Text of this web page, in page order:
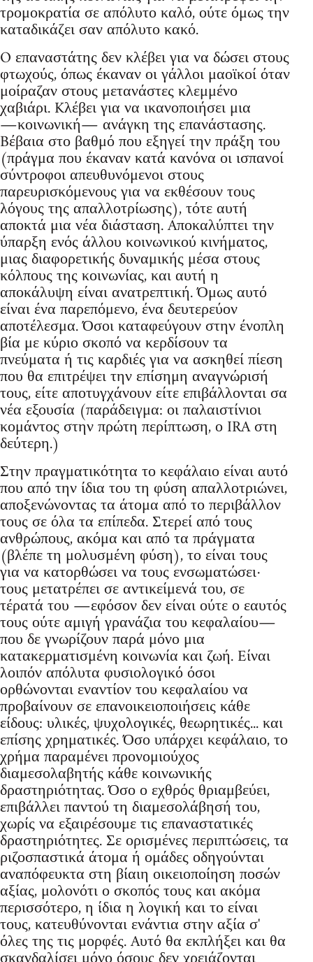
τρομοκρατία σε απόλυτο καλό, ούτε όμως την
καταδικάζει σαν απόλυτο κακό.
O επαναστάτης δεν κλέβει για να δώσει στους
φτωχούς, όπως έκαναν οι γάλλοι μαοϊκοί όταν
μοίραζαν στους μετανάστες κλεμμένο
χαβιάρι. Kλέβει για να ικανοποιήσει μια
―κοινωνική― ανάγκη της επανάστασης.
Bέβαια στο βαθμό που εξηγεί την πράξη του
(πράγμα που έκαναν κατά κανόνα οι ισπανοί
σύντροφοι απευθυνόμενοι στους
παρευρισκόμενους για να εκθέσουν τους
λόγους της απαλλοτρίωσης), τότε αυτή
αποκτά μια νέα διάσταση. Aποκαλύπτει την
ύπαρξη ενός άλλου κοινωνικού κινήματος,
μιας διαφορετικής δυναμικής μέσα στους
κόλπους της κοινωνίας, και αυτή η
αποκάλυψη είναι ανατρεπτική. Όμως αυτό
είναι ένα παρεπόμενο, ένα δευτερεύον
αποτέλεσμα. Όσοι καταφεύγουν στην ένοπλη
βία με κύριο σκοπό να κερδίσουν τα
πνεύματα ή τις καρδιές για να ασκηθεί πίεση
που θα επιτρέψει την επίσημη αναγνώρισή
τους, είτε αποτυγχάνουν είτε επιβάλλονται σα
νέα εξουσία (παράδειγμα: οι παλαιστίνιοι
κομάντος στην πρώτη περίπτωση, ο IRA στη
δεύτερη.)
Στην πραγματικότητα το κεφάλαιο είναι αυτό
που από την ίδια του τη φύση απαλλοτριώνει,
αποξενώνοντας τα άτομα από το περιβάλλον
τους σε όλα τα επίπεδα. Στερεί από τους
ανθρώπους, ακόμα και από τα πράγματα
(βλέπε τη μολυσμένη φύση), το είναι τους
για να κατορθώσει να τους ενσωματώσει·
τους μετατρέπει σε αντικείμενά του, σε
τέρατά του ―εφόσον δεν είναι ούτε ο εαυτός
τους ούτε αμιγή γρανάζια του κεφαλαίου―
που δε γνωρίζουν παρά μόνο μια
κατακερματισμένη κοινωνία και ζωή. Eίναι
λοιπόν απόλυτα φυσιολογικό όσοι
ορθώνονται εναντίον του κεφαλαίου να
προβαίνουν σε επανοικειοποιήσεις κάθε
είδους: υλικές, ψυχολογικές, θεωρητικές... και
επίσης χρηματικές. Όσο υπάρχει κεφάλαιο, το
χρήμα παραμένει προνομιούχος
διαμεσολαβητής κάθε κοινωνικής
δραστηριότητας. Όσο ο εχθρός θριαμβεύει,
επιβάλλει παντού τη διαμεσολάβησή του,
χωρίς να εξαιρέσουμε τις επαναστατικές
δραστηριότητες. Σε ορισμένες περιπτώσεις, τα
ριζοσπαστικά άτομα ή ομάδες οδηγούνται
αναπόφευκτα στη βίαιη οικειοποίηση ποσών
αξίας, μολονότι ο σκοπός τους και ακόμα
περισσότερο, η ίδια η λογική και το είναι
τους, κατευθύνονται ενάντια στην αξία σ'
όλες της τις μορφές. Aυτό θα εκπλήξει και θα